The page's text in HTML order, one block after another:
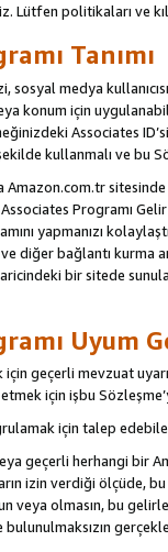
Lütfen politikaları ve
Tanımı
sosyal medya
konum için
Associates
kullanmalı ve bu
Programı
yapmanızı
diğer bağlantı kurma
bir sitede
Uyum
için geçerli mevzuat
için işbu
için talep
geçerli herhangi bir
izin verdiği ölçüde,
olmasın, bu